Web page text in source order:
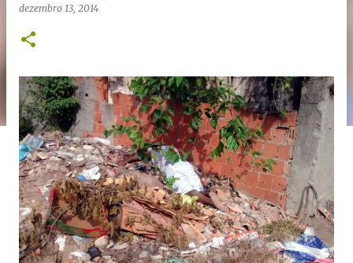
dezembro 13, 2014